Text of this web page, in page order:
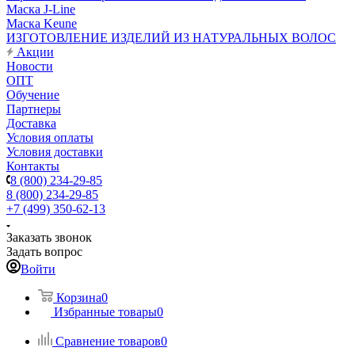
Маска J-Line
Маска Keune
ИЗГОТОВЛЕНИЕ ИЗДЕЛИЙ ИЗ НАТУРАЛЬНЫХ ВОЛОС
Акции
Новости
ОПТ
Обучение
Партнеры
Доставка
Условия оплаты
Условия доставки
Контакты
8 (800) 234-29-85
8 (800) 234-29-85
+7 (499) 350-62-13
Заказать звонок
Задать вопрос
Войти
Корзина0
Избранные товары0
Сравнение товаров0